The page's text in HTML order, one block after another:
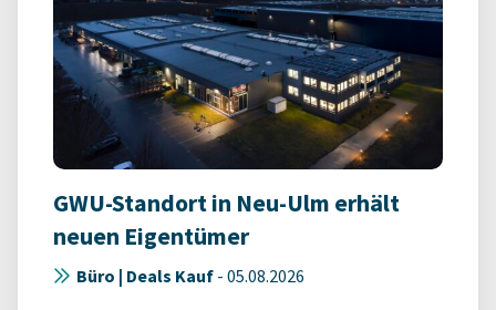
GWU-Standort in Neu-Ulm erhält
neuen Eigentümer
Büro | Deals Kauf - 05.08.2026